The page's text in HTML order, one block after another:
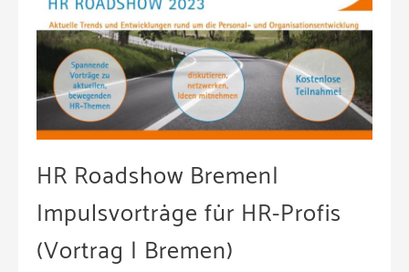
HR Roadshow Bremen|
Impulsvorträge für HR-Profis
(Vortrag | Bremen)